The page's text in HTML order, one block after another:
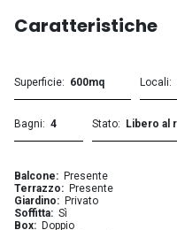
Caratteristiche
Superficie 600mq Locali
Bagni 4 Stato Libero al
Balcone
Presente
Terrazzo
Presente
Giardino
Privato
Soffitta
Sì
Box
Doppio